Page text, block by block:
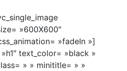
»600X600″
»fadeIn »]
text_color= »black »
» » minititle= » »